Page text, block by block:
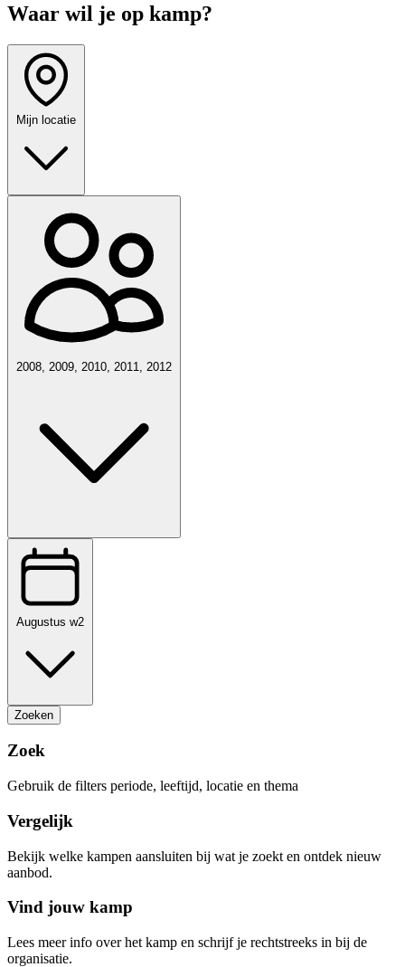
Waar wil je op kamp?
Mijn locatie
2008, 2009, 2010, 2011, 2012
Augustus w2
Zoeken
Zoek
Gebruik de filters periode, leeftijd, locatie en thema
Vergelijk
Bekijk welke kampen aansluiten bij wat je zoekt en ontdek nieuw
aanbod.
Vind jouw kamp
Lees meer info over het kamp en schrijf je rechtstreeks in bij de
organisatie.